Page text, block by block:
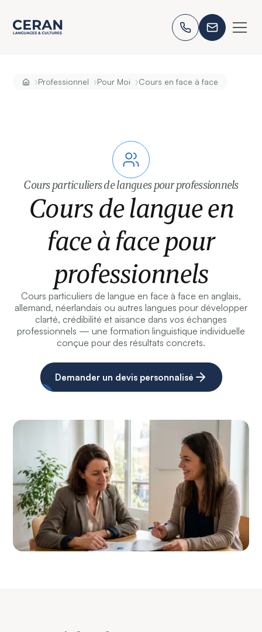
›Professionnel ›Pour Moi ›Cours en face à face
Cours particuliers de langues pour professionnels
Cours de langue en
face à face pour
professionnels
Cours particuliers de langue en face à face en anglais,
allemand, néerlandais ou autres langues pour développer
clarté, crédibilité et aisance dans vos échanges
professionnels — une formation linguistique individuelle
conçue pour des résultats concrets.
Demander un devis personnalisé